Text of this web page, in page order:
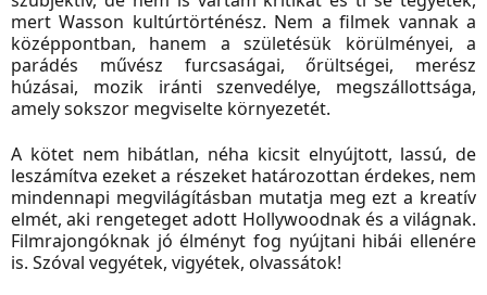
mert Wasson kultúrtörténész. Nem a filmek vannak a
középpontban, hanem a születésük körülményei, a
parádés művész furcsaságai, őrültségei, merész
húzásai, mozik iránti szenvedélye, megszállottsága,
amely sokszor megviselte környezetét.
A kötet nem hibátlan, néha kicsit elnyújtott, lassú, de
leszámítva ezeket a részeket határozottan érdekes, nem
mindennapi megvilágításban mutatja meg ezt a kreatív
elmét, aki rengeteget adott Hollywoodnak és a világnak.
Filmrajongóknak jó élményt fog nyújtani hibái ellenére
is. Szóval vegyétek, vigyétek, olvassátok!